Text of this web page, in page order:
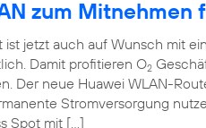
zum Mitnehmen
ist jetzt auch auf Wunsch mit
Damit profitieren O2
Der neue Huawei WLAN-
Stromversorgung
Spot mit […]